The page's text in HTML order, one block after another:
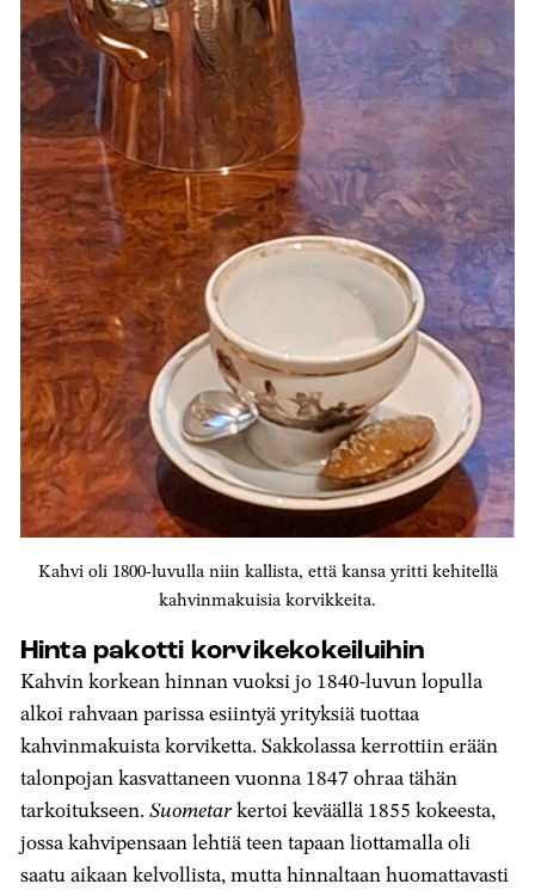
Kahvi oli 1800-luvulla niin kallista, että kansa yritti kehitellä
kahvinmakuisia korvikkeita.
Hinta pakotti korvikekokeiluihin
Kahvin korkean hinnan vuoksi jo 1840-luvun lopulla
alkoi rahvaan parissa esiintyä yrityksiä tuottaa
kahvinmakuista korviketta. Sakkolassa kerrottiin erään
talonpojan kasvattaneen vuonna 1847 ohraa tähän
tarkoitukseen. Suometarkertoi keväällä 1855 kokeesta,
jossa kahvipensaan lehtiä teen tapaan liottamalla oli
saatu aikaan kelvollista, mutta hinnaltaan huomattavasti